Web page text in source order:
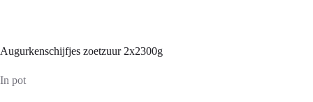
Augurkenschijfjes zoetzuur 2x2300g
In pot